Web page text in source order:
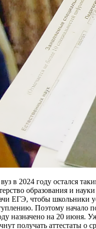
в 2024 году остался
образования и
ЕГЭ, чтобы школьники
Поэтому начало
назначено на 20 июня.
получать аттестаты о